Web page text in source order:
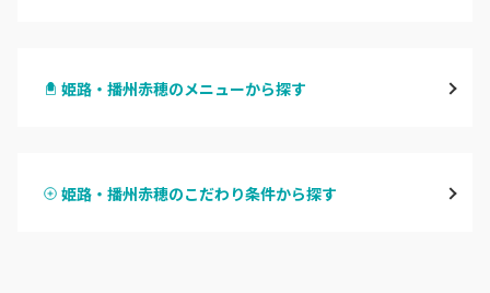
尼崎・塚口・武庫之荘
姫路・播州赤穂のメニューから探す
ハンドスカルプ
姫路・播州赤穂のこだわり条件から探す